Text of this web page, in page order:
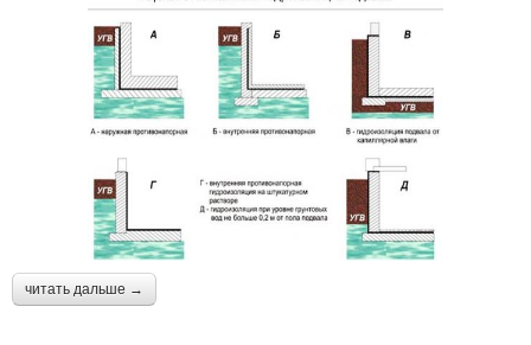
читать дальше →